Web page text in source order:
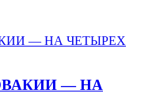
— НА